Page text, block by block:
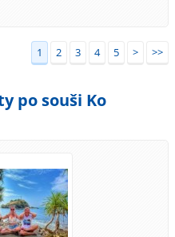
1 2 3 4 5 > >>
po souši Ko